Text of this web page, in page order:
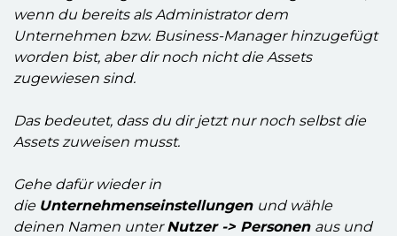
wenn du bereits als Administrator dem
Unternehmen bzw. Business-Manager hinzugefügt
worden bist, aber dir noch nicht die Assets
zugewiesen sind.
Das bedeutet, dass du dir jetzt nur noch selbst die
Assets zuweisen musst.
Gehe dafür wieder in
die Unternehmenseinstellungen und wähle
deinen Namen unterNutzer -> Personen aus und